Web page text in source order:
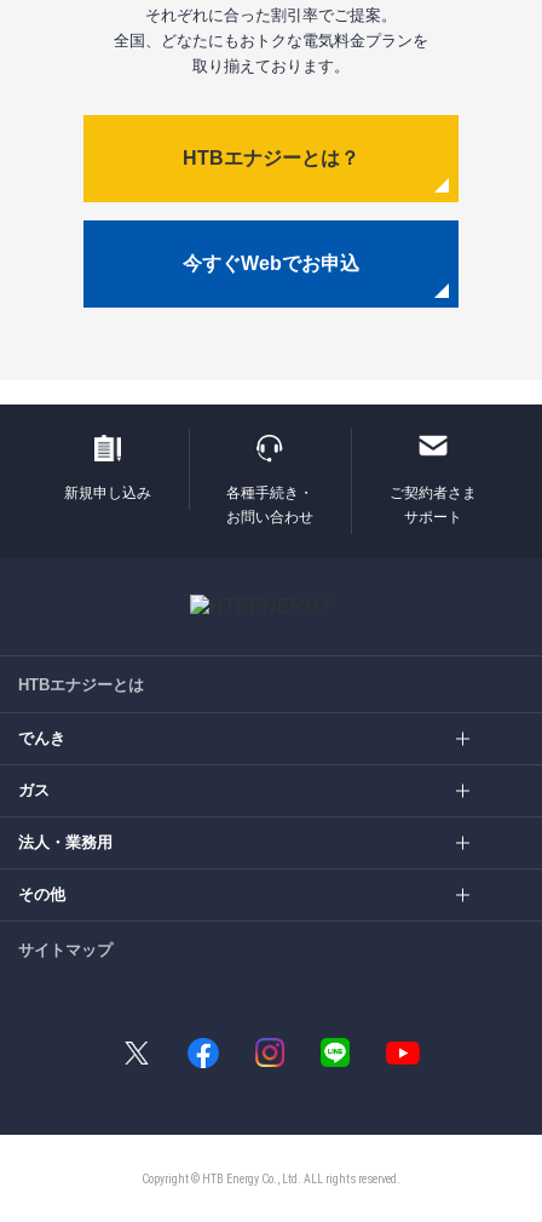
それぞれに合った割引率でご提案。
全国、どなたにもおトクな電気料金プランを
取り揃えております。
HTBエナジーとは？
今すぐWebでお申込
新規申し込み
各種手続き・
お問い合わせ
ご契約者さま
サポート
HTBエナジーとは
でんき
ガス
法人・業務用
その他
サイトマップ
Copyright © HTB Energy Co., Ltd. ALL rights reserved.